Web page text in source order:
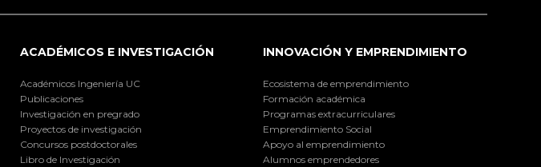
ACADÉMICOS E INVESTIGACIÓN
Académicos Ingeniería UC
Publicaciones
Investigación en pregrado
Proyectos de investigación
Concursos postdoctorales
Libro de Investigación
INNOVACIÓN Y EMPRENDIMIENTO
Ecosistema de emprendimiento
Formación académica
Programas extracurriculares
Emprendimiento Social
Apoyo al emprendimiento
Alumnos emprendedores